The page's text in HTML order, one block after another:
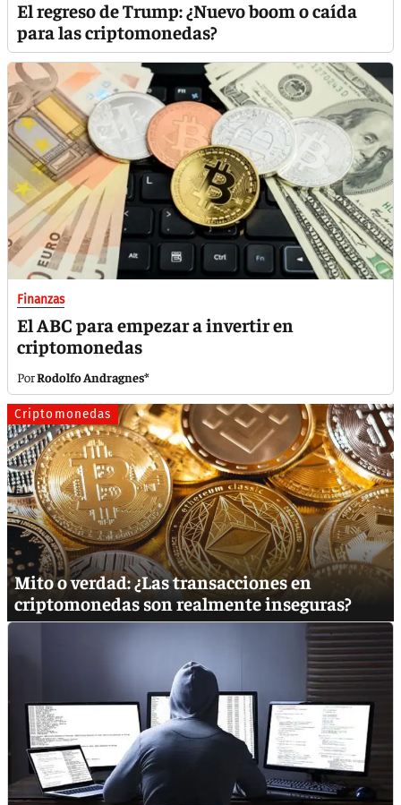
El regreso de Trump: ¿Nuevo boom o caída
para las criptomonedas?
Finanzas
El ABC para empezar a invertir en
criptomonedas
Rodolfo Andragnes*
Criptomonedas
Mito o verdad: ¿Las transacciones en
criptomonedas son realmente inseguras?